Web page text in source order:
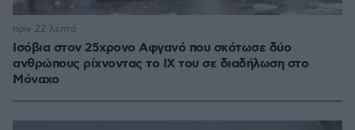
Ισόβια στον 25χρονο Αφγανό που σκότωσε δύο
ανθρώπους ρίχνοντας το ΙΧ του σε διαδήλωση στο
Μόναχο
πριν 22 λεπτά